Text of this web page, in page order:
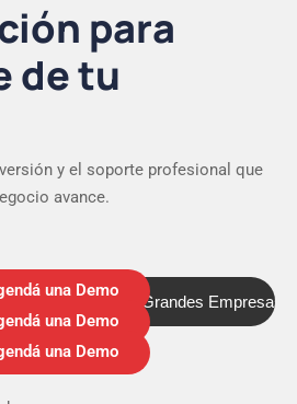
para
de tu
y el soporte profesional que
avance.
Medianas y Grandes Empresas
una Demo
una Demo
una Demo